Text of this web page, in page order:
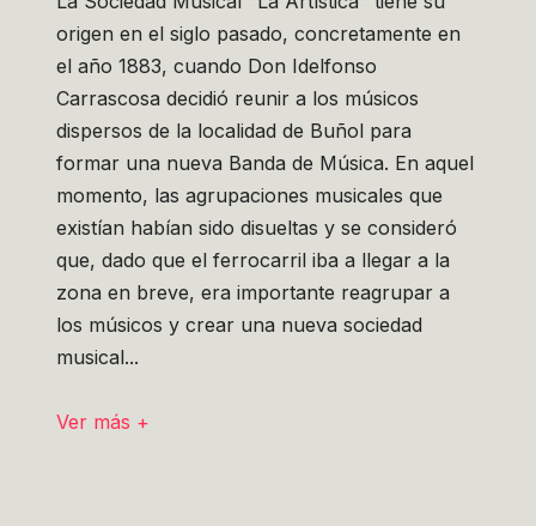
origen en el siglo pasado, concretamente en
el año 1883, cuando Don Idelfonso
Carrascosa decidió reunir a los músicos
dispersos de la localidad de Buñol para
formar una nueva Banda de Música. En aquel
momento, las agrupaciones musicales que
existían habían sido disueltas y se consideró
que, dado que el ferrocarril iba a llegar a la
zona en breve, era importante reagrupar a
los músicos y crear una nueva sociedad
musical...
Ver más +